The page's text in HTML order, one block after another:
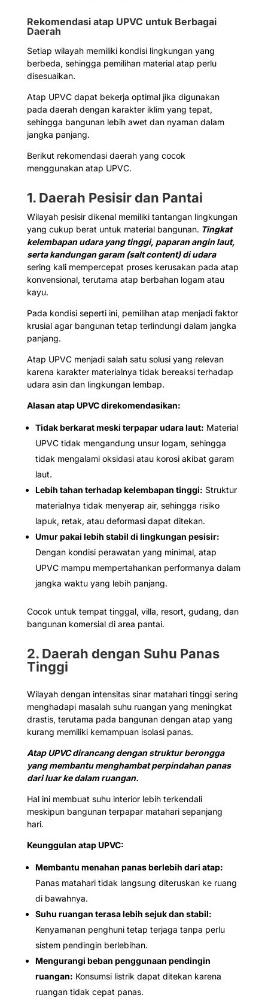
Rekomendasi atap UPVC untuk Berbagai
Daerah
Setiap wilayah memiliki kondisi lingkungan yang
berbeda, sehingga pemilihan material atap perlu
disesuaikan.
Atap UPVC dapat bekerja optimal jika digunakan
pada daerah dengan karakter iklim yang tepat,
sehingga bangunan lebih awet dan nyaman dalam
jangka panjang.
Berikut rekomendasi daerah yang cocok
menggunakan atap UPVC.
1. Daerah Pesisir dan Pantai
Wilayah pesisir dikenal memiliki tantangan lingkungan
yang cukup berat untuk material bangunan. Tingkat
kelembapan udara yang tinggi, paparan angin laut,
serta kandungan garam (salt content) di udara
sering kali mempercepat proses kerusakan pada atap
konvensional, terutama atap berbahan logam atau
kayu.
Pada kondisi seperti ini, pemilihan atap menjadi faktor
krusial agar bangunan tetap terlindungi dalam jangka
panjang.
Atap UPVC menjadi salah satu solusi yang relevan
karena karakter materialnya tidak bereaksi terhadap
udara asin dan lingkungan lembap.
Alasan atap UPVC direkomendasikan:
Tidak berkarat meski terpapar udara laut: Material
UPVC tidak mengandung unsur logam, sehingga
tidak mengalami oksidasi atau korosi akibat garam
laut.
Lebih tahan terhadap kelembapan tinggi: Struktur
materialnya tidak menyerap air, sehingga risiko
lapuk, retak, atau deformasi dapat ditekan.
Umur pakai lebih stabil di lingkungan pesisir:
Dengan kondisi perawatan yang minimal, atap
UPVC mampu mempertahankan performanya dalam
jangka waktu yang lebih panjang.
Cocok untuk tempat tinggal, villa, resort, gudang, dan
bangunan komersial di area pantai.
2. Daerah dengan Suhu Panas
Tinggi
Wilayah dengan intensitas sinar matahari tinggi sering
menghadapi masalah suhu ruangan yang meningkat
drastis, terutama pada bangunan dengan atap yang
kurang memiliki kemampuan isolasi panas.
Atap UPVC dirancang dengan struktur berongga
yang membantu menghambat perpindahan panas
dari luar ke dalam ruangan.
Hal ini membuat suhu interior lebih terkendali
meskipun bangunan terpapar matahari sepanjang
hari.
Keunggulan atap UPVC:
Membantu menahan panas berlebih dari atap:
Panas matahari tidak langsung diteruskan ke ruang
di bawahnya.
Suhu ruangan terasa lebih sejuk dan stabil:
Kenyamanan penghuni tetap terjaga tanpa perlu
sistem pendingin berlebihan.
Mengurangi beban penggunaan pendingin
ruangan: Konsumsi listrik dapat ditekan karena
ruangan tidak cepat panas.